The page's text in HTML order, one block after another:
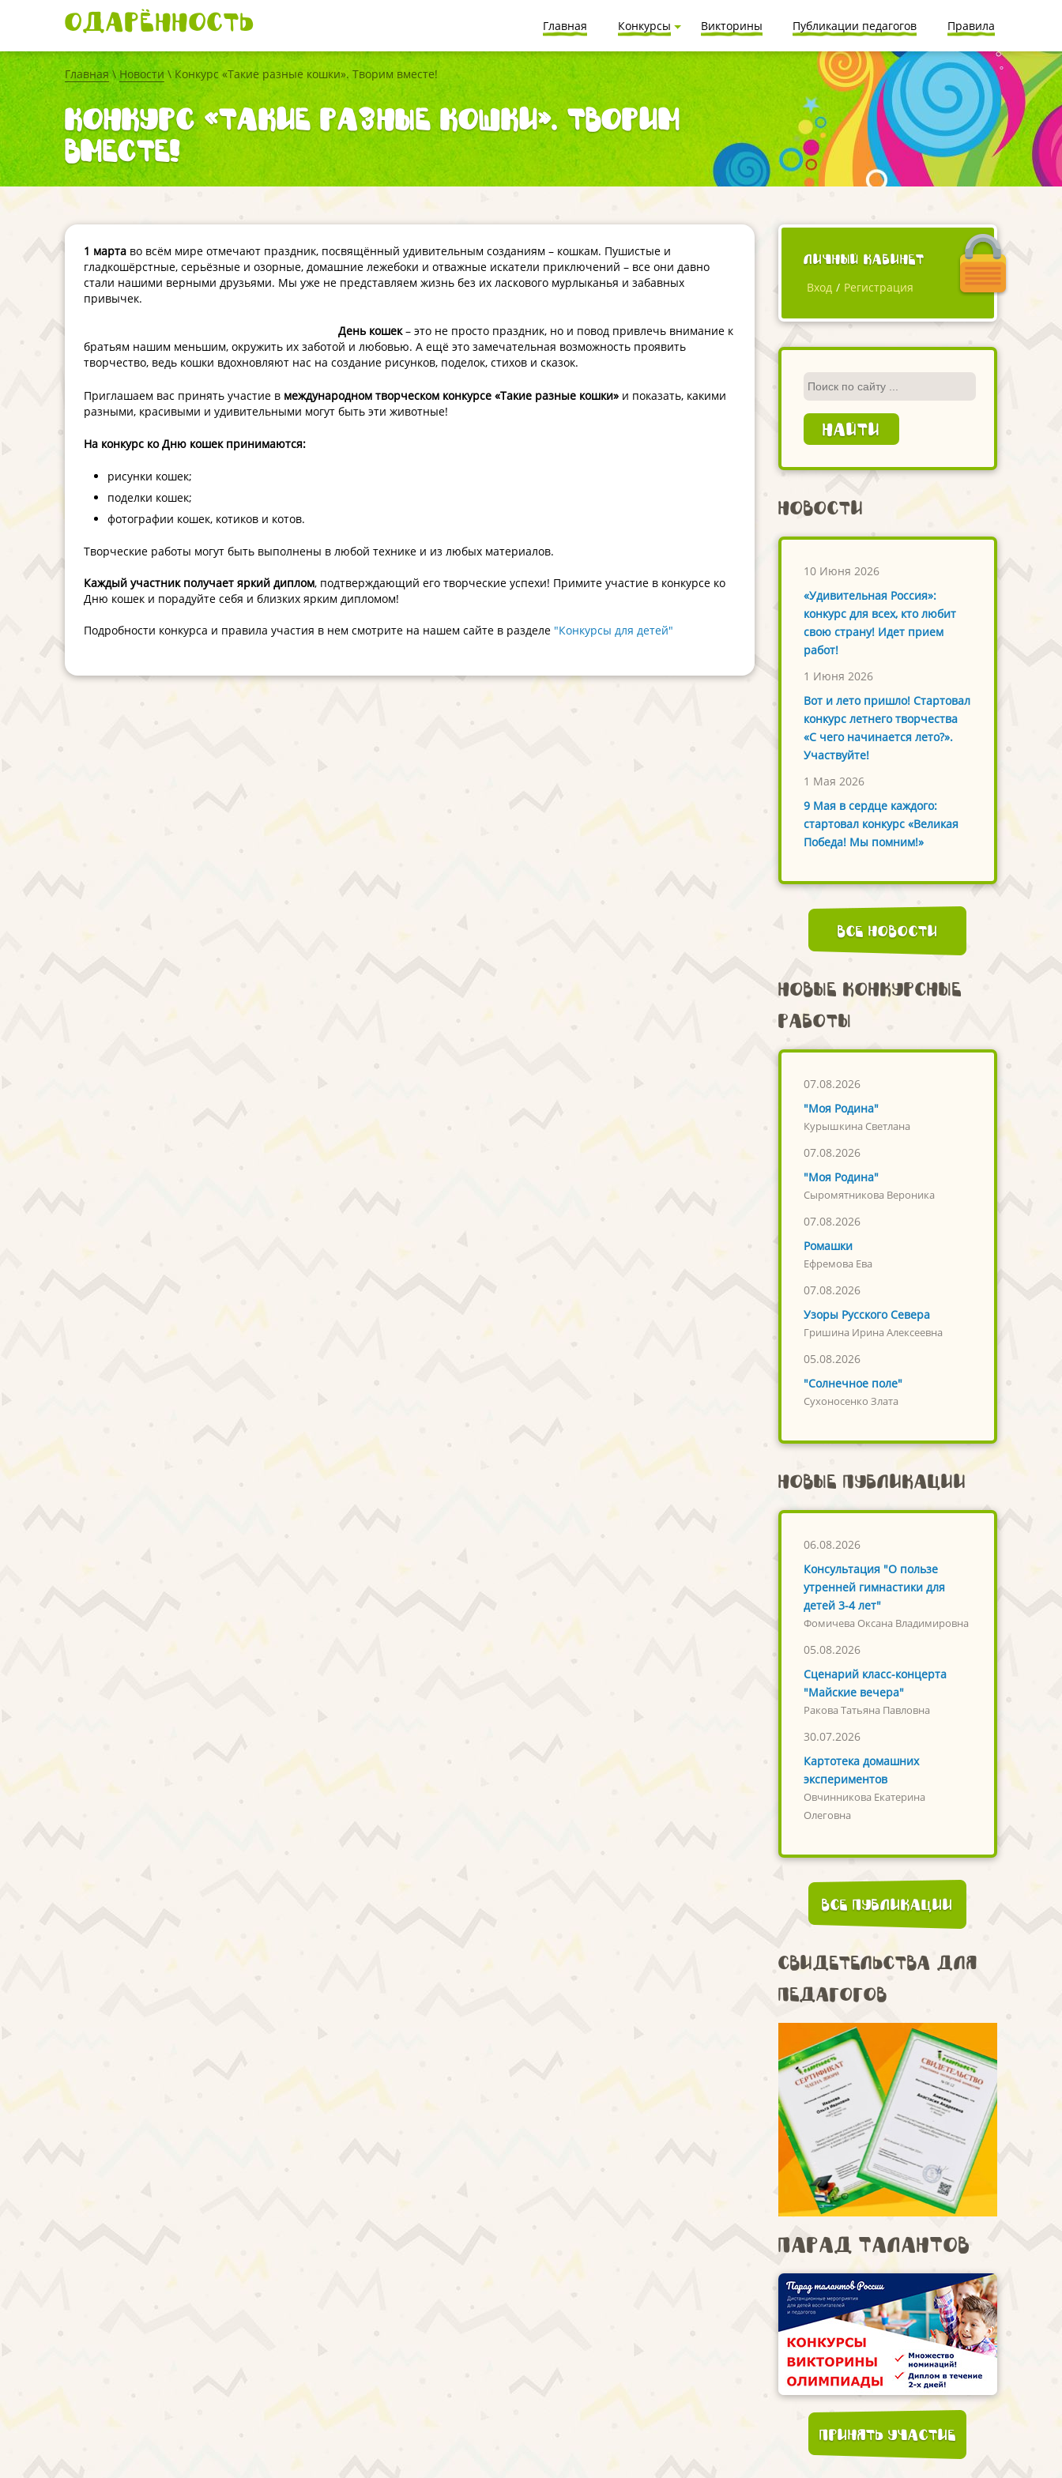
Одарённость Главная Конкурсы Викторины Публикации педагогов Правила
Главная\Новости \ Конкурс «Такие разные кошки». Творим вместе!
Конкурс «Такие разные кошки». Творим
вместе!
1 марта во всём мире отмечают праздник, посвящённый удивительным созданиям – кошкам. Пушистые и
гладкошёрстные, серьёзные и озорные, домашние лежебоки и отважные искатели приключений – все они давно
стали нашими верными друзьями. Мы уже не представляем жизнь без их ласкового мурлыканья и забавных
привычек.
День кошек– это не просто праздник, но и повод привлечь внимание к
братьям нашим меньшим, окружить их заботой и любовью. А ещё это замечательная возможность проявить
творчество, ведь кошки вдохновляют нас на создание рисунков, поделок, стихов и сказок.
Приглашаем вас принять участие в международном творческом конкурсе «Такие разные кошки» и показать, какими
разными, красивыми и удивительными могут быть эти животные!
На конкурс ко Дню кошек принимаются:
рисунки кошек;
поделки кошек;
фотографии кошек, котиков и котов.
Творческие работы могут быть выполнены в любой технике и из любых материалов.
Каждый участник получает яркий диплом, подтверждающий его творческие успехи! Примите участие в конкурсе ко
Дню кошек и порадуйте себя и близких ярким дипломом!
Подробности конкурса и правила участия в нем смотрите на нашем сайте в разделе "Конкурсы для детей"
Личный кабинет
Вход / Регистрация
Новости
10 Июня 2026
«Удивительная Россия»:
конкурс для всех, кто любит
свою страну! Идет прием
работ!
1 Июня 2026
Вот и лето пришло! Стартовал
конкурс летнего творчества
«С чего начинается лето?».
Участвуйте!
1 Мая 2026
9 Мая в сердце каждого:
стартовал конкурс «Великая
Победа! Мы помним!»
Все новости
Новые конкурсные
работы
07.08.2026
"Моя Родина"
Курышкина Светлана
07.08.2026
"Моя Родина"
Сыромятникова Вероника
07.08.2026
Ромашки
Ефремова Ева
07.08.2026
Узоры Русского Севера
Гришина Ирина Алексеевна
05.08.2026
"Солнечное поле"
Сухоносенко Злата
Новые публикации
06.08.2026
Консультация "О пользе
утренней гимнастики для
детей 3-4 лет"
Фомичева Оксана Владимировна
05.08.2026
Сценарий класс-концерта
"Майские вечера"
Ракова Татьяна Павловна
30.07.2026
Картотека домашних
экспериментов
Овчинникова Екатерина
Олеговна
Все публикации
Свидетельства для
педагогов
Парад талантов
Принять участие